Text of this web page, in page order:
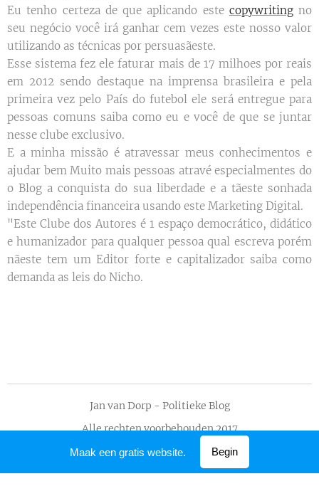
Eu tenho certeza de que aplicando este copywritingno
seu negócio você irá ganhar cem vezes este nosso valor
utilizando as técnicas por persuasãeste.
Esse sistema fez ele faturar mais de 17 milhoes por reais
em 2012 sendo destaque na imprensa brasileira e pela
primeira vez pelo País do futebol ele será entregue para
pessoas comuns saiba como eu e você de que se juntar
nesse clube exclusivo.
E a minha missão é atravessar meus conhecimentos e
ajudar bem Muito mais pessoas atravé especialmentes do
o Blog a conquista do sua liberdade e a tãeste sonhada
independência financeira usando este Marketing Digital.
"Este Clube dos Autores é 1 espaço democrático, didático
e humanizador para qualquer pessoa qual escreva porém
nãeste tem um Editor forte e capitalizador saiba como
demanda as leis do Nicho.
Jan van Dorp - Politieke Blog
Alle rechten voorbehouden 2017
Mogelijk gemaakt door
Webnode
Maak een gratis website. Begin